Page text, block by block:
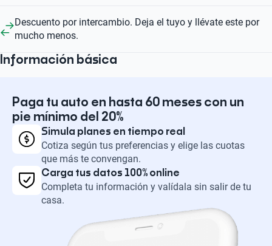
Descuento por intercambio. Deja el tuyo y llévate este por
mucho menos.
Información básica
Paga tu auto en hasta 60 meses con un
pie mínimo del 20%
Simula planes en tiempo real
Cotiza según tus preferencias y elige las cuotas
que más te convengan.
Carga tus datos 100% online
Completa tu información y valídala sin salir de tu
casa.